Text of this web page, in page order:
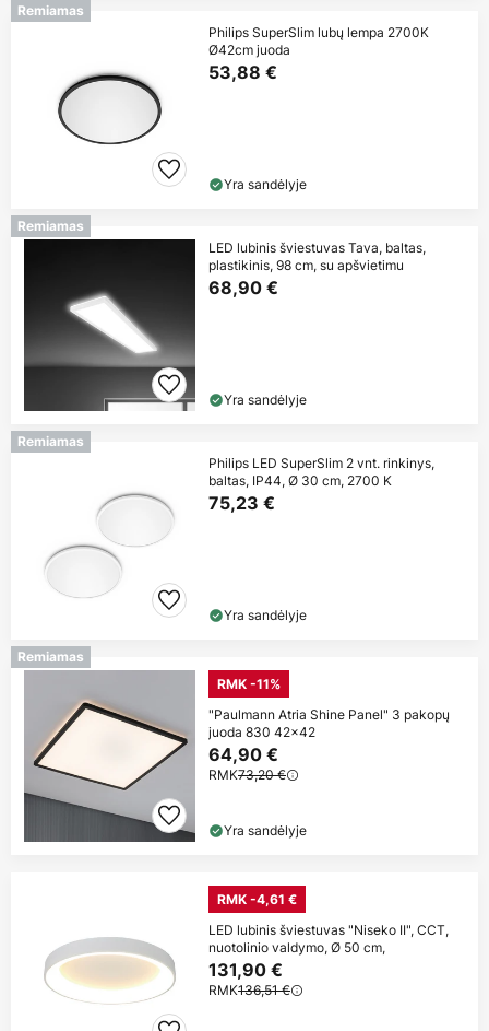
Remiamas
Philips SuperSlim lubų lempa 2700K
Ø42cm juoda
53,88 €
Yra sandėlyje
Remiamas
LED lubinis šviestuvas Tava, baltas,
plastikinis, 98 cm, su apšvietimu
68,90 €
Yra sandėlyje
Remiamas
Philips LED SuperSlim 2 vnt. rinkinys,
baltas, IP44, Ø 30 cm, 2700 K
75,23 €
Yra sandėlyje
Remiamas
RMK -11%
"Paulmann Atria Shine Panel" 3 pakopų
juoda 830 42x42
64,90 €
RMK73,20 €
Yra sandėlyje
RMK -4,61 €
LED lubinis šviestuvas "Niseko II", CCT,
nuotolinio valdymo, Ø 50 cm,
131,90 €
RMK136,51 €